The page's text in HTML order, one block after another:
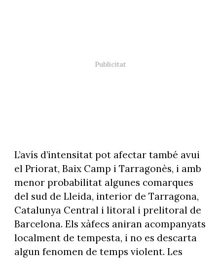
L’avís d’intensitat pot afectar també avui
el Priorat, Baix Camp i Tarragonès, i amb
menor probabilitat algunes comarques
del sud de Lleida, interior de Tarragona,
Catalunya Central i litoral i prelitoral de
Barcelona. Els xàfecs aniran acompanyats
localment de tempesta, i no es descarta
algun fenomen de temps violent. Les